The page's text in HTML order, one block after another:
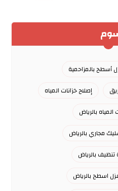
بالمزاحمية
إصلاح خزانات المياه
المياه بالرياض
مجاري بالرياض
بالرياض
اسطح بالرياض